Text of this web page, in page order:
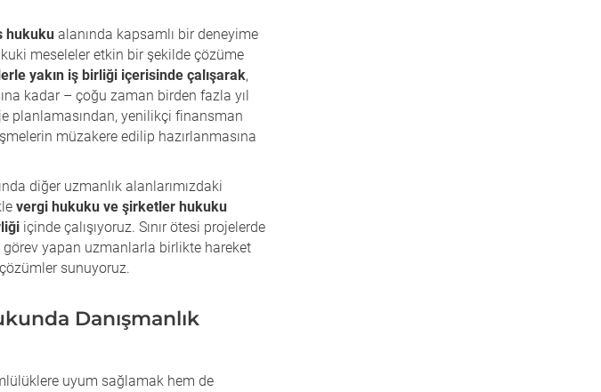
hukuku alanında kapsamlı bir deneyime
meseleler etkin bir şekilde çözüme
yakın iş birliği içerisinde çalışarak,
kadar – çoğu zaman birden fazla yıl
planlamasından, yenilikçi finansman
müzakere edilip hazırlanmasına
diğer uzmanlık alanlarımızdaki
vergi hukuku ve şirketler hukuku
içinde çalışıyoruz. Sınır ötesi projelerde
yapan uzmanlarla birlikte hareket
sunuyoruz.
Danışmanlık
uyum sağlamak hem de